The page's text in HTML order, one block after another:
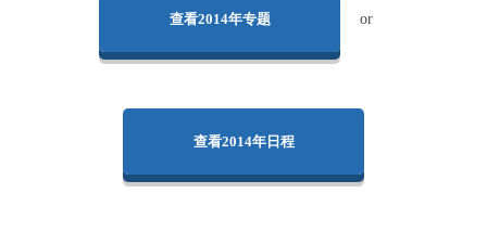
查看2014年专题 or
查看2014年日程